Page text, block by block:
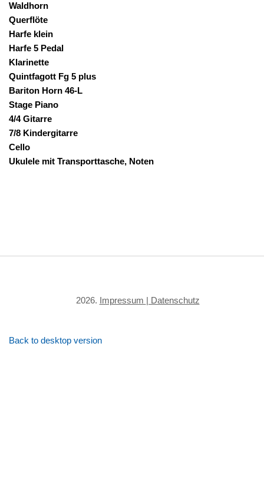
Waldhorn
Querflöte
Harfe klein
Harfe 5 Pedal
Klarinette
Quintfagott Fg 5 plus
Bariton Horn 46-L
Stage Piano
4/4 Gitarre
7/8 Kindergitarre
Cello
Ukulele mit Transporttasche, Noten
2026 Impressum | Datenschutz
Back to desktop version